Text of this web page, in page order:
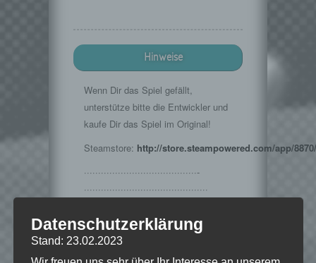
Hinweise
Wenn Dir das Spiel gefällt,
unterstütze bitte die Entwickler und
kaufe Dir das Spiel im Original!
Steamstore: http://store.steampowered.com/app/8870/
········································­­
·······································­·­····
http://www.teknoaxe.com
Vielen Dank für die Erlaubnis 🙂
Datenschutzerklärung
Stand: 23.02.2023